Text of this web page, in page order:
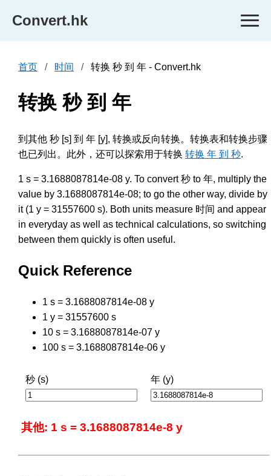
Convert.hk
首页 时间 转换 秒 到 年 - Convert.hk
转换 秒 到 年
到其他 秒 [s] 到 年 [y], 转换或反向转换。转换表和转换步骤
也已列出。此外，还可以探索用于转换 转换 年 到 秒.
1 s = 3.1688087814e-08 y. To convert 秒 to 年, multiply the
value by 3.1688087814e-08; to go the other way, divide by
it (1 y = 31557600 s). Both units measure 时间 and appear
in everyday as well as technical calculations, so switching
between them quickly is often useful.
Quick Reference
1 s = 3.1688087814e-08 y
1 y = 31557600 s
10 s = 3.1688087814e-07 y
100 s = 3.1688087814e-06 y
秒 (s) 年 (y)
其他: 1 s = 3.1688087814e-8 y